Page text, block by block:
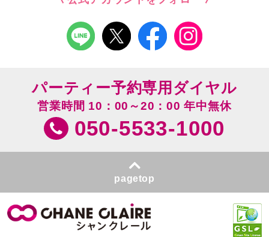
パーティー予約専用ダイヤル
営業時間 10：00～20：00 年中無休
050-5533-1000
pagetop